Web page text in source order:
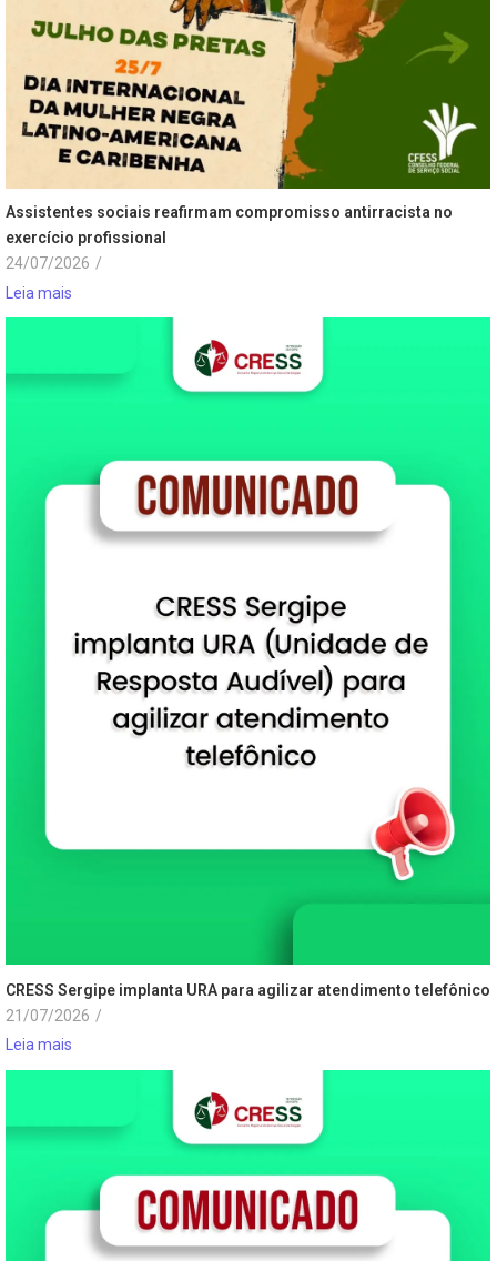
Assistentes sociais reafirmam compromisso antirracista no
exercício profissional
24/07/2026 /
Leia mais
CRESS Sergipe implanta URA para agilizar atendimento telefônico
21/07/2026 /
Leia mais